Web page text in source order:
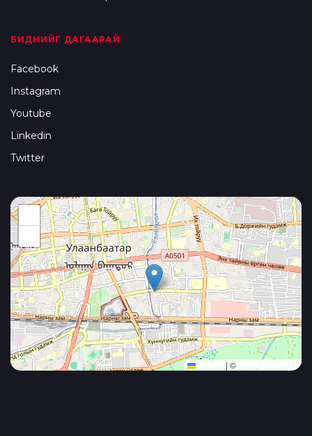
БИДНИЙГ ДАГААРАЙ
Facebook
Instagram
Youtube
Linkedin
Twitter
Leaflet | © OpenStreetMap